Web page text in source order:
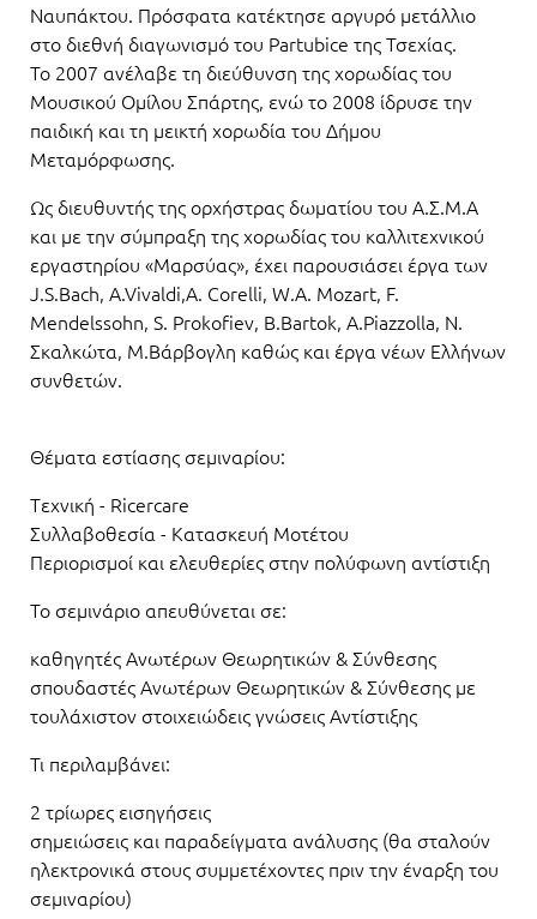
Ναυπάκτου. Πρόσφατα κατέκτησε αργυρό μετάλλιο
στο διεθνή διαγωνισμό του Partubice της Τσεχίας.
Το 2007 ανέλαβε τη διεύθυνση της χορωδίας του
Μουσικού Ομίλου Σπάρτης, ενώ το 2008 ίδρυσε την
παιδική και τη μεικτή χορωδία του Δήμου
Μεταμόρφωσης.
Ως διευθυντής της ορχήστρας δωματίου του Α.Σ.Μ.Α
και με την σύμπραξη της χορωδίας του καλλιτεχνικού
εργαστηρίου «Μαρσύας», έχει παρουσιάσει έργα των
J.S.Bach, A.Vivaldi,A. Corelli, W.A. Mozart, F.
Mendelssohn, S. Prokofiev, B.Bartοk, A.Piazzolla, Ν.
Σκαλκώτα, Μ.Βάρβογλη καθώς και έργα νέων Ελλήνων
συνθετών.
Θέματα εστίασης σεμιναρίου:
Tεχνική - Ricercare
Συλλαβοθεσία - Κατασκευή Μοτέτου
Περιορισμοί και ελευθερίες στην πολύφωνη αντίστιξη
Το σεμινάριο απευθύνεται σε:
καθηγητές Ανωτέρων Θεωρητικών & Σύνθεσης
σπουδαστές Ανωτέρων Θεωρητικών & Σύνθεσης με
τουλάχιστον στοιχειώδεις γνώσεις Αντίστιξης
Τι περιλαμβάνει:
2 τρίωρες εισηγήσεις
σημειώσεις και παραδείγματα ανάλυσης (θα σταλούν
ηλεκτρονικά στους συμμετέχοντες πριν την έναρξη του
σεμιναρίου)